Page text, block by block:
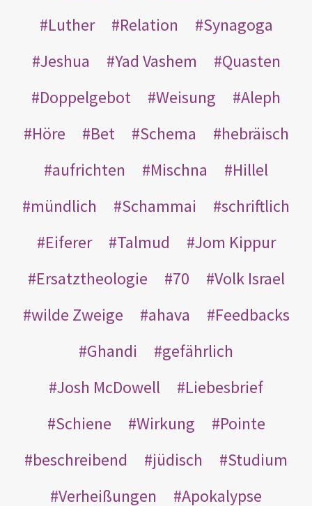
Luther
Relation
Synagoga
Jeshua
Yad Vashem
Quasten
Doppelgebot
Weisung
Aleph
Höre
Bet Schema
hebräisch
aufrichten
Mischna
Hillel
mündlich
Schammai
schriftlich
Eiferer
Talmud
Jom Kippur
Ersatztheologie
70
Volk Israel
wilde Zweige
ahava
Feedbacks
Ghandi
gefährlich
Josh McDowell
Liebesbrief
Schiene
Wirkung
Pointe
beschreibend
jüdisch
Studium
Verheißungen
Apokalypse